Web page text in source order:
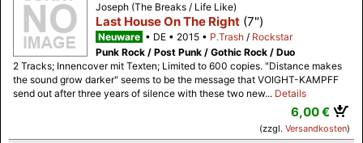
Joseph (The Breaks / Life Like)
Last House On The Right (7")
Neuware DE 2015 P.Trash / Rockstar
Punk Rock / Post Punk / Gothic Rock / Duo
2 Tracks; Innencover mit Texten; Limited to 600 copies. "Distance makes
the sound grow darker" seems to be the message that VOIGHT-KAMPFF
send out after three years of silence with these two new... Details
6,00 €
(zzgl. Versandkosten)